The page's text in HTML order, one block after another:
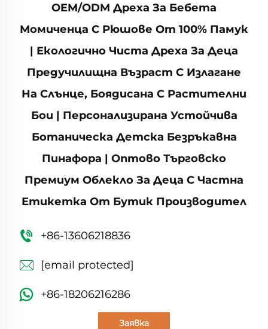
OEM/ODM Дреха За Бебета
Момиченца С Рюшове От 100% Памук
| Екологично Чиста Дреха За Деца
Предучилищна Възраст С Излагане
На Слънце, Боядисана С Растителни
Бои | Персонализирана Устойчива
Ботаническа Детска Безръкавна
Пинафора | Оптово Търговско
Премиум Облекло За Деца С Частна
Етикетка От Бутик Производител
+86-13606218836
[email protected]
+86-18206216286
Заявка